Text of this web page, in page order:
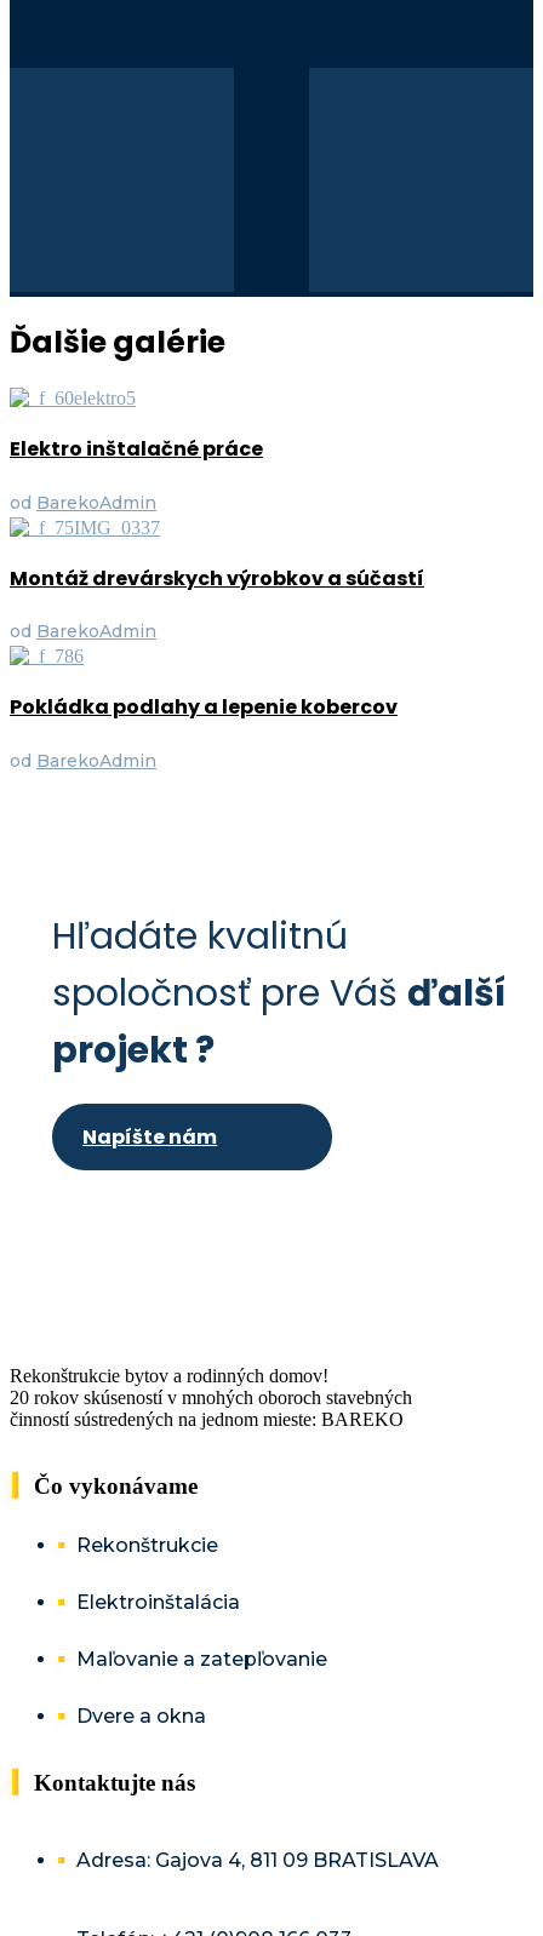
Ďalšie galérie
Elektro inštalačné práce
od BarekoAdmin
Montáž drevárskych výrobkov a súčastí
od BarekoAdmin
Pokládka podlahy a lepenie kobercov
od BarekoAdmin
Hľadáte kvalitnú
spoločnosť pre Vášďalší
projekt ?
Napíšte nám
Rekonštrukcie bytov a rodinných domov!
20 rokov skúseností v mnohých oboroch stavebných
činností sústredených na jednom mieste: BAREKO
Čo vykonávame
Rekonštrukcie
Elektroinštalácia
Maľovanie a zatepľovanie
Dvere a okna
Kontaktujte nás
Adresa: Gajova 4, 811 09 BRATISLAVA